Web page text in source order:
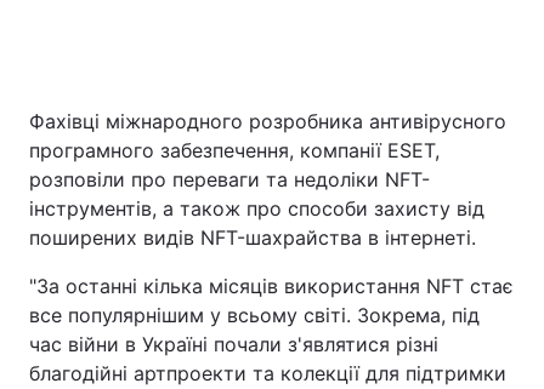
Фахівці міжнародного розробника антивірусного
програмного забезпечення, компанії ESET,
розповіли про переваги та недоліки NFT-
інструментів, а також про способи захисту від
поширених видів NFT-шахрайства в інтернеті.
"За останні кілька місяців використання NFT стає
все популярнішим у всьому світі. Зокрема, під
час війни в Україні почали з'являтися різні
благодійні артпроекти та колекції для підтримки